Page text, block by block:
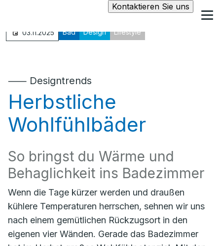
Kontaktieren Sie uns
03.11.2025 Bad Design Lifestyle
⸺ Designtrends
Herbstliche
Wohlfühlbäder
So bringst du Wärme und
Behaglichkeit ins Badezimmer
Wenn die Tage kürzer werden und draußen
kühlere Temperaturen herrschen, sehnen wir uns
nach einem gemütlichen Rückzugsort in den
eigenen vier Wänden. Gerade das Badezimmer